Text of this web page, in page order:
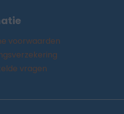
voorwaarden
vragen